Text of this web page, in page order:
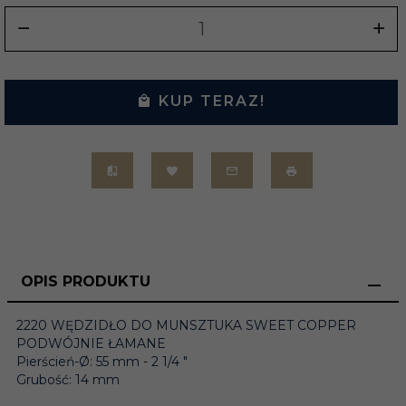
KUP TERAZ!
OPIS PRODUKTU
2220 WĘDZIDŁO DO MUNSZTUKA SWEET COPPER
PODWÓJNIE ŁAMANE
Pierścień-Ø: 55 mm - 2 1/4 "
Grubość: 14 mm